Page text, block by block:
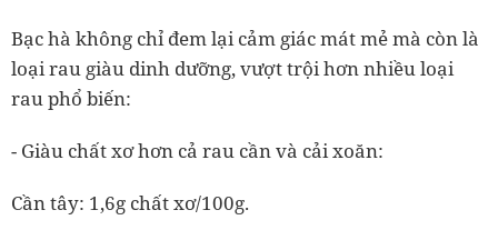
Bạc hà không chỉ đem lại cảm giác mát mẻ mà còn là
loại rau giàu dinh dưỡng, vượt trội hơn nhiều loại
rau phổ biến:
- Giàu chất xơ hơn cả rau cần và cải xoăn:
Cần tây: 1,6g chất xơ/100g.